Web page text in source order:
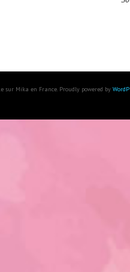
sur Mika en France. Proudly powered by